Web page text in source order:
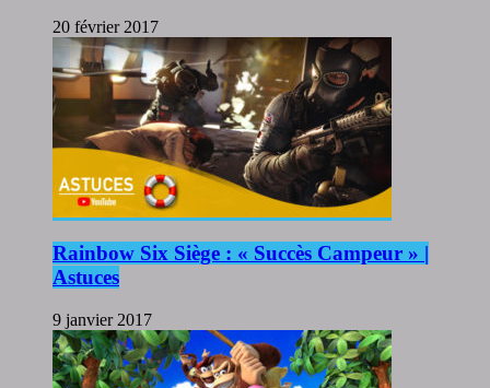
20 février 2017
Rainbow Six Siège : « Succès Campeur » |
Astuces
9 janvier 2017